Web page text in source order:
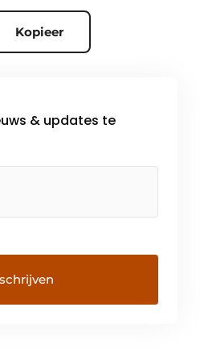
Kopieer
& updates te